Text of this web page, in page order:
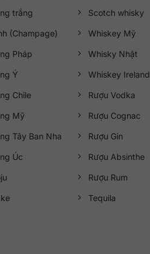
trắng
(Champage)
Pháp
Ý
Chile
Mỹ
Tây Ban Nha
Úc
Scotch whisky
Whiskey Mỹ
Whisky Nhật
Whiskey Ireland
Rượu Vodka
Rượu Cognac
Rượu Gin
Rượu Absinthe
Rượu Rum
Tequila